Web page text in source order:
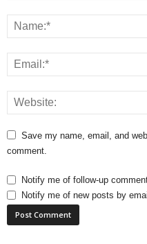
Save my name, email, and
comment.
Notify me of follow-up
Notify me of new posts by